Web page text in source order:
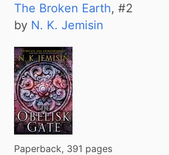
The Broken Earth, #2
by N. K. Jemisin
Paperback, 391 pages